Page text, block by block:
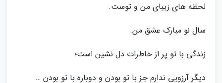
لحظه های زیبای من و توست.
سال نو مبارک عشق من.
زندگی با تو پر از خاطرات دل نشین است؛
دیگر آرزویی ندارم جز با تو بودن و دوباره با تو بودن …